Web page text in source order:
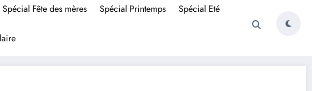
Spécial Fête des mères Spécial Printemps Spécial Eté